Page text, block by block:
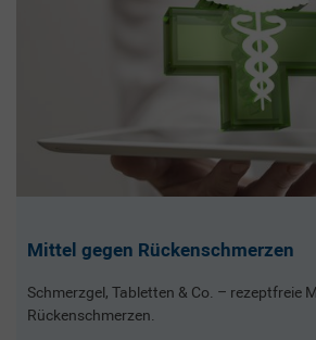
Mittel gegen Rückenschmerzen
Schmerzgel, Tabletten & Co. – rezeptfreie
Rückenschmerzen.